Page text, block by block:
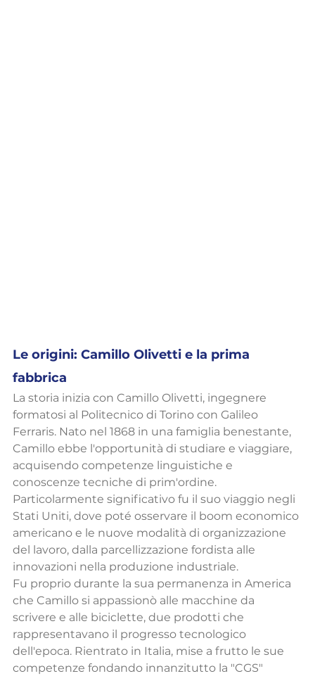
Le origini: Camillo Olivetti e la prima
fabbrica
La storia inizia con Camillo Olivetti, ingegnere
formatosi al Politecnico di Torino con Galileo
Ferraris. Nato nel 1868 in una famiglia benestante,
Camillo ebbe l'opportunità di studiare e viaggiare,
acquisendo competenze linguistiche e
conoscenze tecniche di prim'ordine.
Particolarmente significativo fu il suo viaggio negli
Stati Uniti, dove poté osservare il boom economico
americano e le nuove modalità di organizzazione
del lavoro, dalla parcellizzazione fordista alle
innovazioni nella produzione industriale.
Fu proprio durante la sua permanenza in America
che Camillo si appassionò alle macchine da
scrivere e alle biciclette, due prodotti che
rappresentavano il progresso tecnologico
dell'epoca. Rientrato in Italia, mise a frutto le sue
competenze fondando innanzitutto la "CGS"